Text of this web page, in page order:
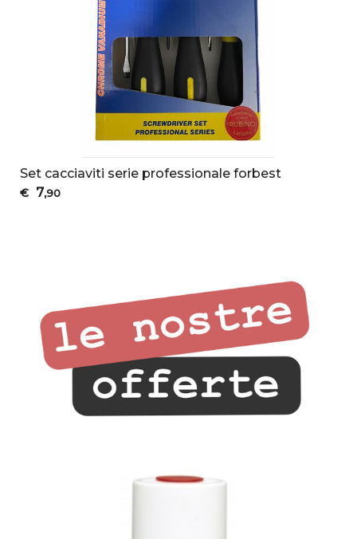
Set cacciaviti serie professionale forbest
€ 7,90